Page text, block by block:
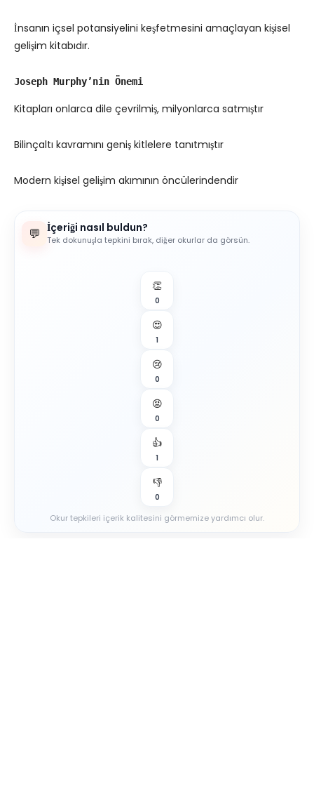
İnsanın içsel potansiyelini keşfetmesini amaçlayan kişisel
gelişim kitabıdır.
Joseph Murphy’nin Önemi
Kitapları onlarca dile çevrilmiş, milyonlarca satmıştır
Bilinçaltı kavramını geniş kitlelere tanıtmıştır
Modern kişisel gelişim akımının öncülerindendir
💬 İçeriği nasıl buldun?
Tek dokunuşla tepkini bırak, diğer okurlar da görsün.
👏
0
😍
1
😢
0
😡
0
👍
1
👎
0
Okur tepkileri içerik kalitesini görmemize yardımcı olur.